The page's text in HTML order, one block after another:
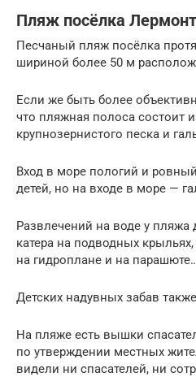
Пляж посёлка
Песчаный пляж посёлка
шириной более 50 м
Если же быть более
что пляжная полоса состоит
крупнозернистого песка и
Вход в море пологий и
детей, но на входе в море —
Развлечений на воде у пляжа
катера на подводных
на гидроплане и на
Детских надувных забав
На пляже есть вышки
по утверждении местных
видели ни спасателей, ни